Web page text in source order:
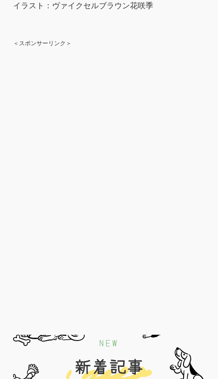
イラスト：ヴァイクセルブラウン花咲季
＜スポンサーリンク＞
NEW
新着記事